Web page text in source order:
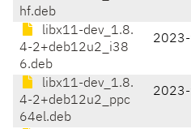
hf.deb
libx11-dev_1.8.
4-2+deb12u2_i38
6.deb
libx11-dev_1.8.
4-2+deb12u2_ppc
64el.deb